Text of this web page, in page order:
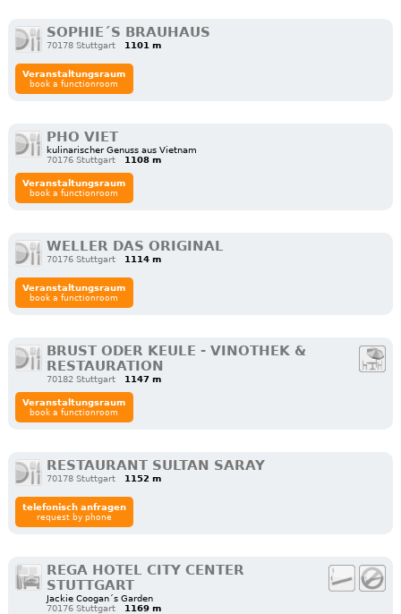
SOPHIE´S BRAUHAUS
70178 Stuttgart 1101 m
Veranstaltungsraum
book a functionroom
PHO VIET
kulinarischer Genuss aus Vietnam
70176 Stuttgart
1108 m
Veranstaltungsraum
book a functionroom
WELLER DAS ORIGINAL
70176 Stuttgart 1114 m
Veranstaltungsraum
book a functionroom
BRUST ODER KEULE - VINOTHEK &
RESTAURATION
70182 Stuttgart 1147 m
Veranstaltungsraum
book a functionroom
RESTAURANT SULTAN SARAY
70178 Stuttgart 1152 m
telefonisch anfragen
request by phone
REGA HOTEL CITY CENTER
STUTTGART
Jackie Coogan´s Garden
70176 Stuttgart
1169 m